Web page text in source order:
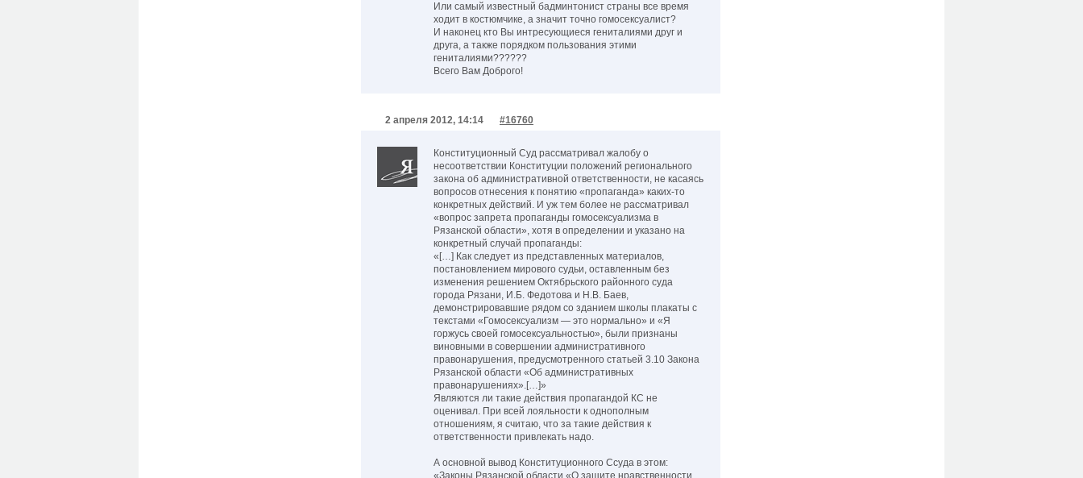
Или самый известный бадминтонист страны все время
ходит в костюмчике, а значит точно гомосексуалист?
И наконец кто Вы интресующиеся гениталиями друг и
друга, а также порядком пользования этими
гениталиями??????
Всего Вам Доброго!
2 апреля 2012, 14:14 #16760
Конституционный Суд рассматривал жалобу о
несоответствии Конституции положений регионального
закона об административной ответственности, не касаясь
вопросов отнесения к понятию «пропаганда» каких-то
конкретных действий. И уж тем более не рассматривал
«вопрос запрета пропаганды гомосексуализма в
Рязанской области», хотя в определении и указано на
конкретный случай пропаганды:
«[…] Как следует из представленных материалов,
постановлением мирового судьи, оставленным без
изменения решением Октябрьского районного суда
города Рязани, И.Б. Федотова и Н.В. Баев,
демонстрировавшие рядом со зданием школы плакаты с
текстами «Гомосексуализм — это нормально» и «Я
горжусь своей гомосексуальностью», были признаны
виновными в совершении административного
правонарушения, предусмотренного статьей 3.10 Закона
Рязанской области «Об административных
правонарушениях».[…]»
Являются ли такие действия пропагандой КС не
оценивал. При всей лояльности к однополным
отношениям, я считаю, что за такие действия к
ответственности привлекать надо.
А основной вывод Конституционного Ссуда в этом:
«Законы Рязанской области «О защите нравственности